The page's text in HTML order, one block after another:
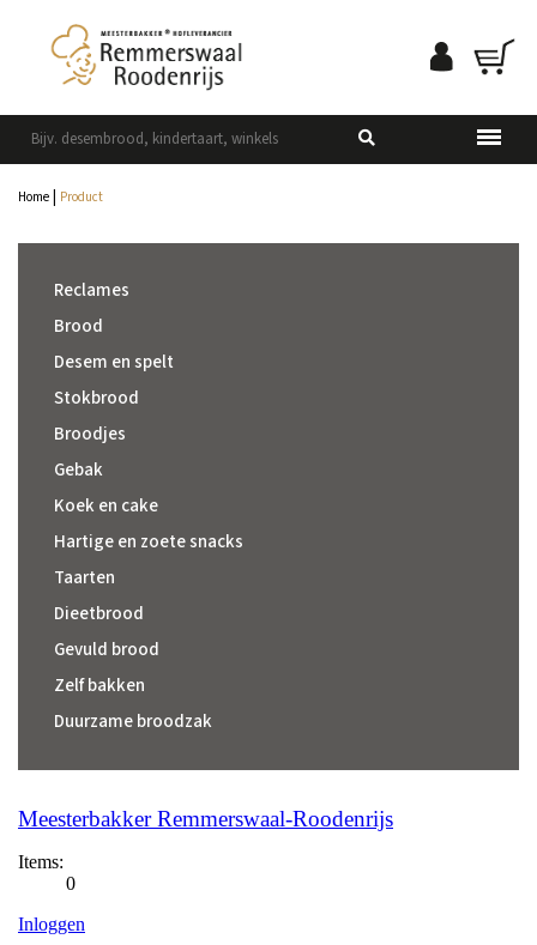
Home | Product
Reclames
Brood
Desem en spelt
Stokbrood
Broodjes
Gebak
Koek en cake
Hartige en zoete snacks
Taarten
Dieetbrood
Gevuld brood
Zelf bakken
Duurzame broodzak